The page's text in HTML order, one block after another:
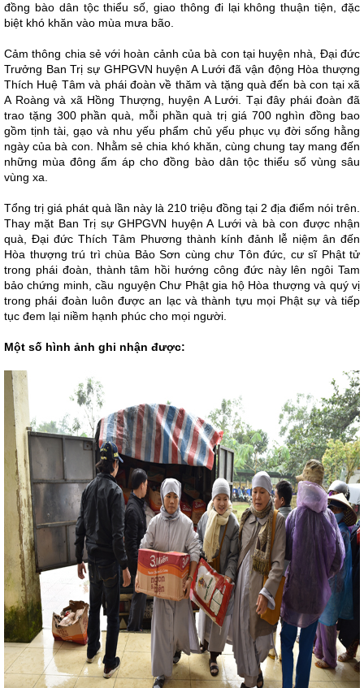
đồng bào dân tộc thiểu số, giao thông đi lại không thuận tiện, đặc
biệt khó khăn vào mùa mưa bão.
Cảm thông chia sẻ với hoàn cảnh của bà con tại huyện nhà, Đại đức
Trưởng Ban Trị sự GHPGVN huyện A Lưới đã vận động Hòa thượng
Thích Huệ Tâm và phái đoàn về thăm và tặng quà đến bà con tại xã
A Roàng và xã Hồng Thượng, huyện A Lưới. Tại đây phái đoàn đã
trao tặng 300 phần quà, mỗi phần quà trị giá 700 nghìn đồng bao
gồm tịnh tài, gạo và nhu yếu phẩm chủ yếu phục vụ đời sống hằng
ngày của bà con. Nhằm sẻ chia khó khăn, cùng chung tay mang đến
những mùa đông ấm áp cho đồng bào dân tộc thiểu số vùng sâu
vùng xa.
Tổng trị giá phát quà lần này là 210 triệu đồng tại 2 địa điểm nói trên.
Thay mặt Ban Trị sự GHPGVN huyện A Lưới và bà con được nhận
quà, Đại đức Thích Tâm Phương thành kính đảnh lễ niệm ân đến
Hòa thượng trú trì chùa Bảo Sơn cùng chư Tôn đức, cư sĩ Phật tử
trong phái đoàn, thành tâm hồi hướng công đức này lên ngôi Tam
bảo chứng minh, cầu nguyện Chư Phật gia hộ Hòa thượng và quý vị
trong phái đoàn luôn được an lạc và thành tựu mọi Phật sự và tiếp
tục đem lại niềm hạnh phúc cho mọi người.
Một số hình ảnh ghi nhận được: